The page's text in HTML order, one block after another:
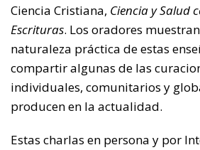
Ciencia Cristiana, Ciencia y Salud
Escrituras. Los oradores
naturaleza práctica de estas
compartir algunas de las
individuales, comunitarios y
producen en la actualidad.
Estas charlas en persona y por